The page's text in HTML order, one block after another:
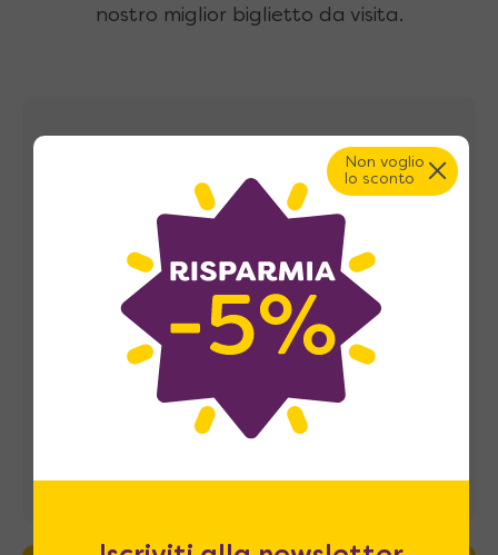
nostro miglior biglietto da visita.
Recensioni
Non voglio
lo sconto